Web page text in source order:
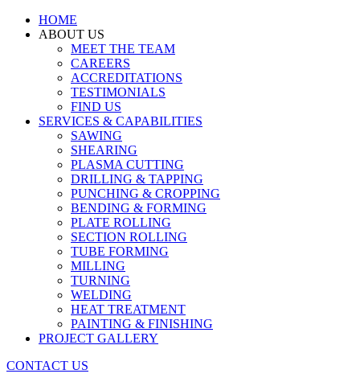
HOME
ABOUT US
MEET THE TEAM
CAREERS
ACCREDITATIONS
TESTIMONIALS
FIND US
SERVICES & CAPABILITIES
SAWING
SHEARING
PLASMA CUTTING
DRILLING & TAPPING
PUNCHING & CROPPING
BENDING & FORMING
PLATE ROLLING
SECTION ROLLING
TUBE FORMING
MILLING
TURNING
WELDING
HEAT TREATMENT
PAINTING & FINISHING
PROJECT GALLERY
CONTACT US